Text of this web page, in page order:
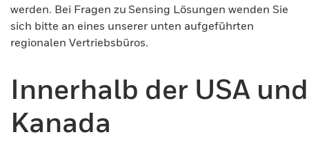
werden. Bei Fragen zu Sensing Lösungen wenden Sie
sich bitte an eines unserer unten aufgeführten
regionalen Vertriebsbüros.
Innerhalb der USA und
Kanada